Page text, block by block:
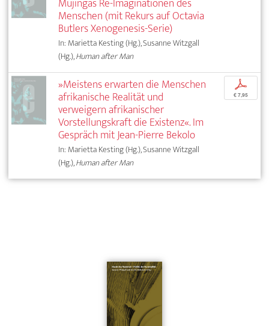
Menschen (mit Rekurs auf Octavia
Butlers Xenogenesis-Serie)
In: Marietta Kesting (Hg.), Susanne Witzgall
(Hg.),Human after Man
»Meistens erwarten die Menschen
afrikanische Realität und
verweigern afrikanischer
Vorstellungskraft die Existenz«. Im
Gespräch mit Jean-Pierre Bekolo
In: Marietta Kesting (Hg.), Susanne Witzgall
(Hg.),Human after Man
p
€ 7,95